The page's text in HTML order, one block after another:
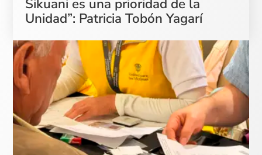
Sikuani es una prioridad de la
Unidad”: Patricia Tobón Yagarí